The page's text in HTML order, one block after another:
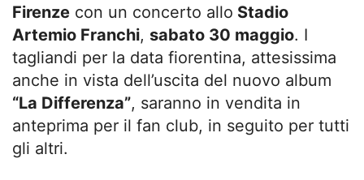
Firenze con un concerto allo Stadio
Artemio Franchi, sabato 30 maggio. I
tagliandi per la data fiorentina, attesissima
anche in vista dell’uscita del nuovo album
“La Differenza”, saranno in vendita in
anteprima per il fan club, in seguito per tutti
gli altri.